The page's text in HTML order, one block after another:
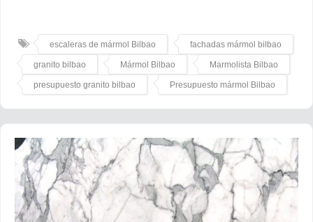
escaleras de mármol Bilbao fachadas mármol bilbao
granito bilbao Mármol Bilbao Marmolista Bilbao
presupuesto granito bilbao Presupuesto mármol Bilbao